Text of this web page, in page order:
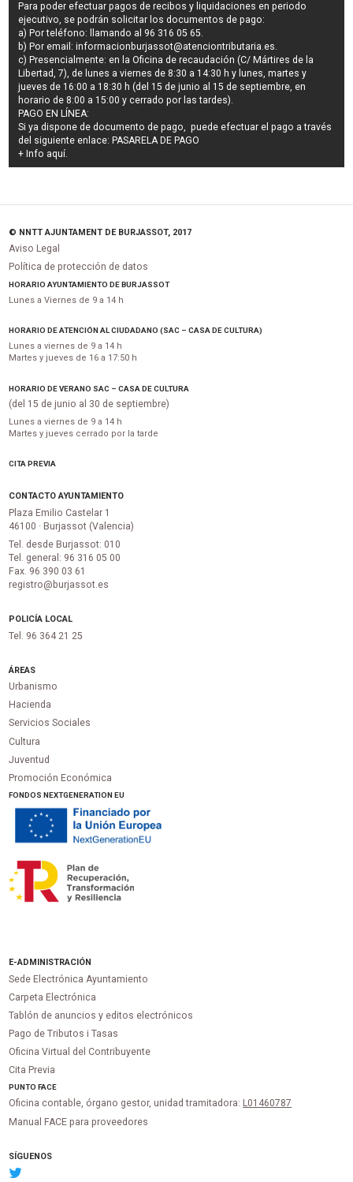
Para poder efectuar pagos derecibos y liquidaciones en periodo
ejecutivo, se podrán solicitar los documentos de pago:
a) Por teléfono: llamando al 96 316 05 65.
b) Por email:informacionburjassot@atenciontributaria.es.
c) Presencialmente: en la Oficina de recaudación (C/ Mártires de la
Libertad, 7), de lunes a viernes de 8:30 a 14:30 h y lunes, martes y
jueves de 16:00 a 18:30 h (del 15 de junio al 15 de septiembre, en
horario de 8:00 a 15:00 y cerrado por las tardes).
PAGO EN LÍNEA:
Si ya dispone de documento de pago, puede efectuar el pago a través
del siguiente enlace: PASARELA DE PAGO
+ Info aquí.
© NNTT AJUNTAMENT DE BURJASSOT, 2017
Aviso Legal
Política de protección de datos
HORARIO AYUNTAMIENTO DE BURJASSOT
Lunes a Viernes de 9 a 14 h
HORARIO DE ATENCIÓN AL CIUDADANO (SAC – CASA DE CULTURA)
Lunes a viernes de 9 a 14 h
Martes y jueves de 16 a 17:50 h
HORARIO DE VERANO SAC – CASA DE CULTURA
(del 15 de junio al 30 de septiembre)
Lunes a viernes de 9 a 14 h
Martes y jueves cerrado por la tarde
CITA PREVIA
CONTACTO AYUNTAMIENTO
Plaza Emilio Castelar 1
46100 · Burjassot (Valencia)
Tel. desde Burjassot: 010
Tel. general: 96 316 05 00
Fax. 96 390 03 61
registro@burjassot.es
POLICÍA LOCAL
Tel. 96 364 21 25
ÁREAS
Urbanismo
Hacienda
Servicios Sociales
Cultura
Juventud
Promoción Económica
FONDOS NEXTGENERATION EU
E-ADMINISTRACIÓN
Sede Electrónica Ayuntamiento
Carpeta Electrónica
Tablón de anuncios y editos electrónicos
Pago de Tributos i Tasas
Oficina Virtual del Contribuyente
Cita Previa
PUNTOFACE
Oficina contable, órgano gestor, unidad tramitadora: L01460787
Manual FACE para proveedores
SÍGUENOS